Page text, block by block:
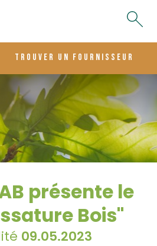
trouver un fournisseur
présente le
Bois"
09.05.2023